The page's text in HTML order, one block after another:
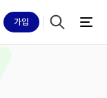
가입